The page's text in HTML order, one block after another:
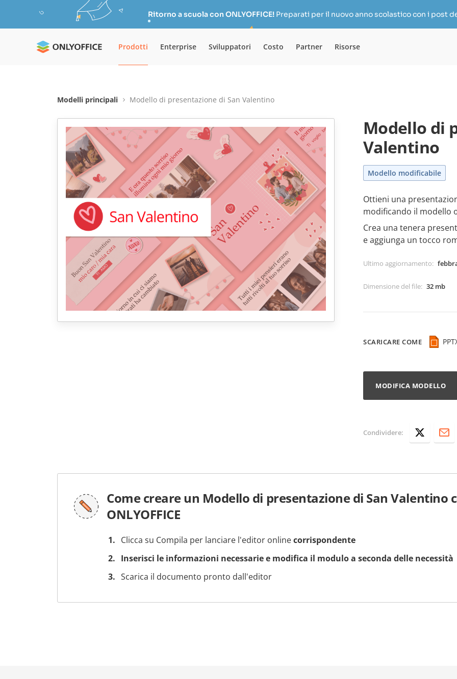
Ritorno a scuola con ONLYOFFICE! Preparati per il nuovo anno scolastico con i post
Prodotti Enterprise Sviluppatori Costo Partner Risorse
Modelli principali Modello di presentazione di San Valentino
Modello di
Valentino
Modello modificabile
Ottieni una
modificando il modello
Crea una tenera
e aggiunga un tocco
Ultimo aggiornamento:
Dimensione del file: 32 mb
SCARICARE COME
MODIFICA MODELLO
Condividere:
Come creare un Modello di presentazione di San Valentino
ONLYOFFICE
Clicca su Compila per lanciare l'editor onlinecorrispondente
Inserisci le informazioni necessarie e modifica il modulo a seconda delle necessità
Scarica il documento pronto dall'editor